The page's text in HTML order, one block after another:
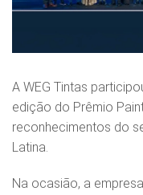
A WEG Tintas
edição do Prêmio
reconhecimentos do
Latina.
Na ocasião, a